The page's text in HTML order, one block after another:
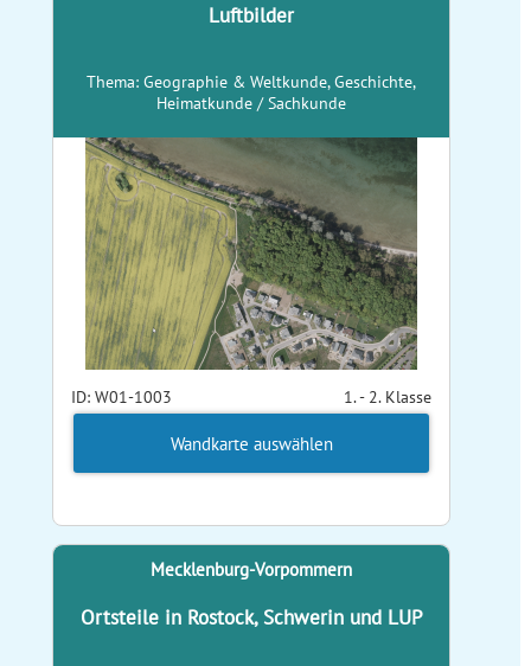
Luftbilder
Thema: Geographie & Weltkunde, Geschichte,
Heimatkunde / Sachkunde
ID: W01-1003 1. - 2. Klasse
Wandkarte auswählen
Mecklenburg-Vorpommern
Ortsteile in Rostock, Schwerin und LUP